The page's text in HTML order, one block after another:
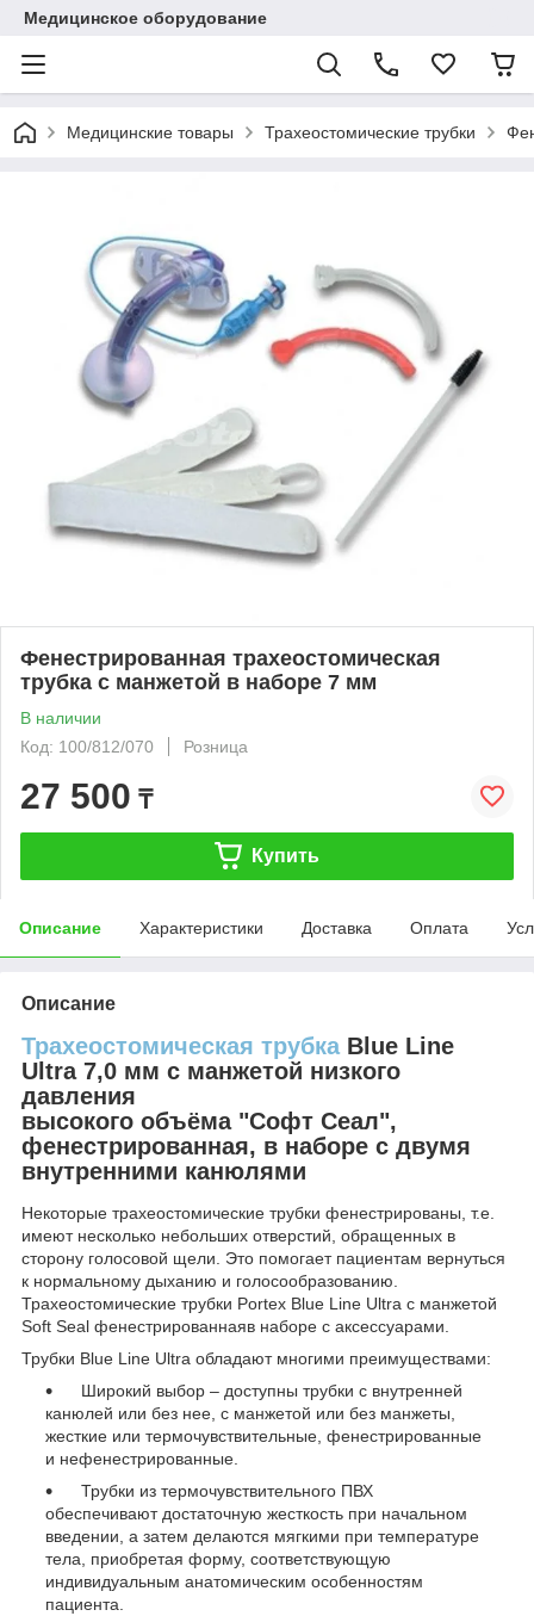
Медицинское оборудование
Медицинские товары Трахеостомические трубки
Фенестрированная трахеостомическая
трубка с манжетой в наборе 7 мм
В наличии
Код: 100/812/070
Розница
27 500 ₸
Купить
Описание Характеристики Доставка Оплата
Описание
Трахеостомическая трубкаBlue Line
Ultra 7,0 мм с манжетой низкого
давления
высокого объёма "Софт Сеал",
фенестрированная, в наборе с двумя
внутренними канюлями
Некоторые трахеостомические трубки фенестрированы, т.е.
имеют несколько небольших отверстий, обращенных в
сторону голосовой щели. Это помогает пациентам вернуться
к нормальному дыханию и голосообразованию.
Трахеостомические трубки Portex Blue Line Ultra с манжетой
Soft Seal фенестрированнаяв наборе с аксессуарами.
Трубки Blue Line Ultra обладают многими преимуществами:
Широкий выбор – доступны трубки с внутренней
канюлей или без нее, с манжетой или без манжеты,
жесткие или термочувствительные, фенестрированные
и нефенестрированные.
Трубки из термочувствительного ПВХ
обеспечивают достаточную жесткость при начальном
введении, а затем делаются мягкими при температуре
тела, приобретая форму, соответствующую
индивидуальным анатомическим особенностям
пациента.